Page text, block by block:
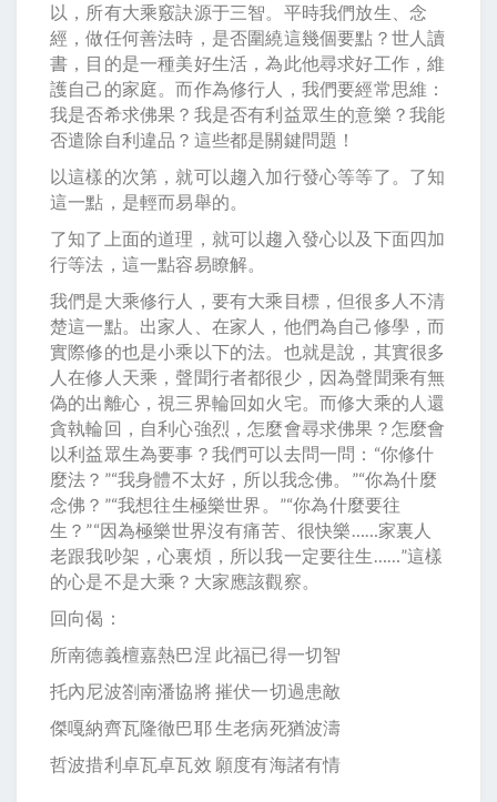
以，所有大乘竅訣源于三智。平時我們放生、念
經，做任何善法時，是否圍繞這幾個要點？世人讀
書，目的是一種美好生活，為此他尋求好工作，維
護自己的家庭。而作為修行人，我們要經常思維：
我是否希求佛果？我是否有利益眾生的意樂？我能
否遣除自利違品？這些都是關鍵問題！
以這樣的次第，就可以趨入加行發心等等了。了知
這一點，是輕而易舉的。
了知了上面的道理，就可以趨入發心以及下面四加
行等法，這一點容易瞭解。
我們是大乘修行人，要有大乘目標，但很多人不清
楚這一點。出家人、在家人，他們為自己修學，而
實際修的也是小乘以下的法。也就是說，其實很多
人在修人天乘，聲聞行者都很少，因為聲聞乘有無
偽的出離心，視三界輪回如火宅。而修大乘的人還
貪執輪回，自利心強烈，怎麼會尋求佛果？怎麼會
以利益眾生為要事？我們可以去問一問：“你修什
麼法？”“我身體不太好，所以我念佛。”“你為什麼
念佛？”“我想往生極樂世界。”“你為什麼要往
生？”“因為極樂世界沒有痛苦、很快樂……家裏人
老跟我吵架，心裏煩，所以我一定要往生……”這樣
的心是不是大乘？大家應該觀察。
回向偈：
所南德義檀嘉熱巴涅 此福已得一切智
托內尼波劄南潘協將 摧伏一切過患敵
傑嘎納齊瓦隆徹巴耶 生老病死猶波濤
哲波措利卓瓦卓瓦效 願度有海諸有情